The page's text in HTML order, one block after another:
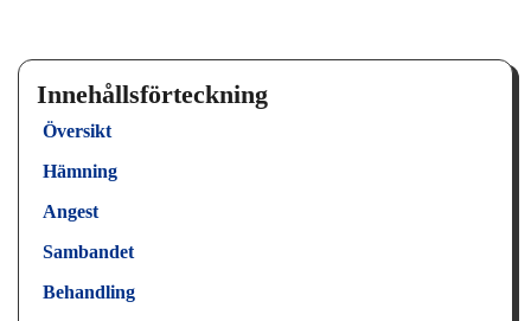
Innehållsförteckning
Översikt
Hämning
Angest
Sambandet
Behandling